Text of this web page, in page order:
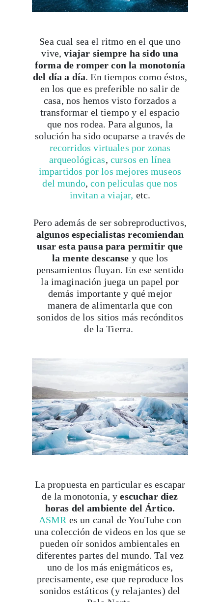
vive,viajar siempre ha sido una
forma de romper con la monotonía
del día a día. En tiempos como éstos,
en los que es preferible no salir de
casa, nos hemos visto forzados a
transformar el tiempo y el espacio
que nos rodea. Para algunos, la
solución ha sido ocuparse através de
recorridos virtuales por zonas
arqueológicas,cursos en línea
impartidos por los mejores museos
del mundo ,con películas que nos
invitan a viajar,etc.
algunos especialistas recomiendan
usar esta pausa para permitir que
la mente descansey que los
pensamientos fluyan. En ese sentido
la imaginación juega un papel por
demás importante y qué mejor
manera de alimentarla que con
sonidos de los sitios más recónditos
de la Tierra.
de la monotonía, yescuchar diez
horas del ambiente del Ártico.
ASMRes un canal de YouTube con
una colección de videos en los que se
pueden oír sonidos ambientales en
diferentes partes del mundo. Tal vez
uno de los más enigmáticos es,
precisamente, ese que reproduce los
sonidos estáticos (y relajantes) del
Polo Norte.
Viaja con Travesías, recibe cada semana
itinerarios, tips de insider y las guías más
Suscribirme